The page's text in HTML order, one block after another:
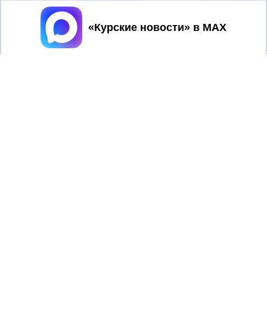
Принять